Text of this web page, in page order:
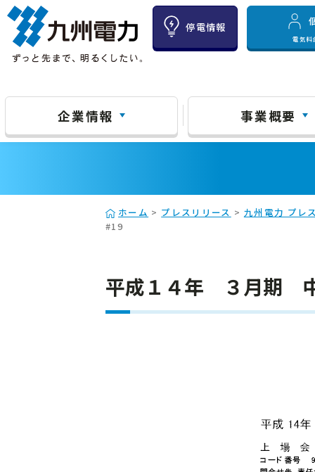
停電情報
電気料
企業情報 事業概要
ホーム > プレスリリース > 九州電力 プレ
#19
平成１４年 ３月期